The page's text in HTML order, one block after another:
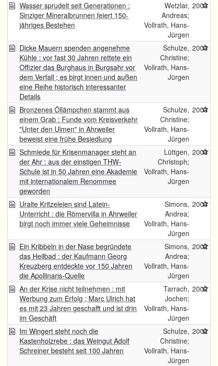
Wasser sprudelt seit Generationen :
Sinziger Mineralbrunnen feiert 150-
jähriges Bestehen
Wetzlar,
Andreas;
Vollrath, Hans-
Jürgen
2003
Dicke Mauern spenden angenehme
Kühle : vor fast 30 Jahren rettete ein
Offizier das Burghaus in Burgsahr vor
dem Verfall ; es birgt innen und außen
eine Reihe historisch interessanter
Details
Schulze,
Christine;
Vollrath, Hans-
Jürgen
2003
Bronzenes Öllämpchen stammt aus
einem Grab : Funde vom Kreisverkehr
"Unter den Ulmen" in Ahrweiler
beweist eine frühe Besiedlung
Schulze,
Christine;
Vollrath, Hans-
Jürgen
2003
Schmiede für Krisenmanager steht an
der Ahr : aus der einstigen THW-
Schule ist in 50 Jahren eine Akademie
mit internationalem Renommee
geworden
Lüttgen,
Christoph;
Vollrath, Hans-
Jürgen
2003
Uralte Kritzeleien sind Latein-
Unterricht : die Römervilla in Ahrweiler
birgt noch immer viele Geheimnisse
Simons,
Andrea;
Vollrath, Hans-
Jürgen
2003
Ein Kribbeln in der Nase begründete
das Heilbad : der Kaufmann Georg
Kreuzberg entdeckte vor 150 Jahren
die Apollinaris-Quelle
Simons,
Andrea;
Vollrath, Hans-
Jürgen
2002
An der Krise nicht teilnehmen : mit
Werbung zum Erfolg ; Marc Ulrich hat
es mit 23 Jahren geschafft und ist drin
im Geschäft
Tarrach,
Jochen;
Vollrath, Hans-
Jürgen
2002
Im Wingert steht noch die
Kastenholzrebe : das Weingut Adolf
Schreiner besteht seit 100 Jahren
Schulze,
Christine;
Vollrath, Hans-
Jürgen
2002